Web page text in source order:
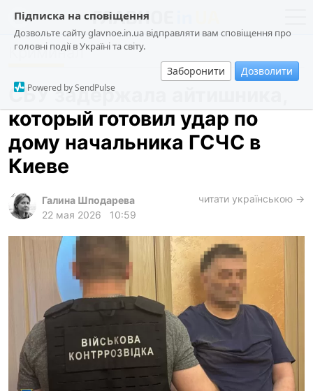
Підписка на сповіщення
Дозвольте сайту glavnoe.in.ua відправляти вам сповіщення про
головні події в Україні та світу.
Заборонити Дозволити
Powered by SendPulse
новости
о проекте
общество
происшествия
криминал
харьков
архив
gambling
ua en
Криминал
СБУ задержала айтишника,
который готовил удар по
дому начальника ГСЧС в
Киеве
Галина Шподарева
22 мая 2026
10:59
читати українською →